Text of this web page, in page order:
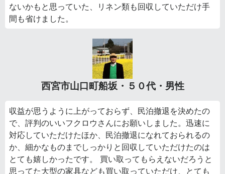
ないかもと思っていた、リネン類も回収していただけ手
間も省けました。
西宮市山口町船坂・５０代・男性
収益が思うように上がっておらず、民泊撤退を決めたの
で、評判のいいフクロウさんにお願いしました。迅速に
対応していただけたほか、民泊撤退になれておられるの
か、細かなものまでしっかりと回収していただけたのは
とても嬉しかったです。 買い取ってもらえないだろうと
思ってた大型の家具なども買い取っていただけ、とても